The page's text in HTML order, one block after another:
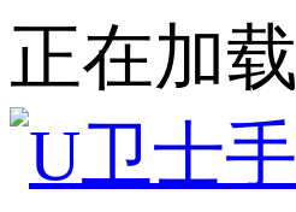
正在加载